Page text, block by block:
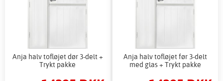
Anja halv tofløjet dør 3-delt +
Trykt pakke
Anja halv tofløjet før 3-delt
med glas + Trykt pakke